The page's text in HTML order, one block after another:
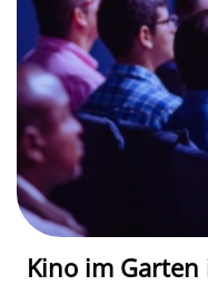
Kino im